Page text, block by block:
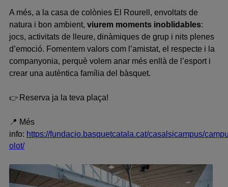
A més, a la casa de colònies El Rourell , envoltats de
natura i bon ambient, viurem moments inoblidables:
jocs, activitats de lleure, dinàmiques de grup i nits plenes
d’emoció. Fomentem valors com l’amistat, el respecte i la
companyonia, perquè volem anar més enllà de l’esport i
crear una autèntica família del bàsquet.
👉 Reserva ja la teva plaça!
📍 Més
info: https://fundacio.basquetcatala.cat/casalsicampus/
olot/